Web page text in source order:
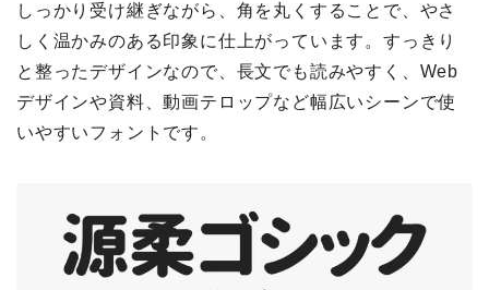
しっかり受け継ぎながら、角を丸くすることで、やさ
しく温かみのある印象に仕上がっています。すっきり
と整ったデザインなので、長文でも読みやすく、Web
デザインや資料、動画テロップなど幅広いシーンで使
いやすいフォントです。